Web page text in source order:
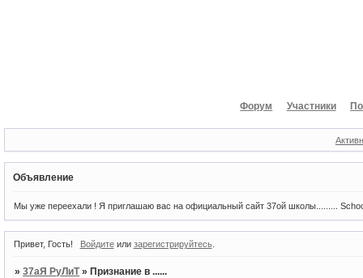
Форум Участники
Объявление
Мы уже переехали ! Я приглашаю вас на официальный сайт 37ой школы.........
Привет, Гость! Войдитеили зарегистрируйтесь.
»37аЯ РуЛиТ »Признание в ......